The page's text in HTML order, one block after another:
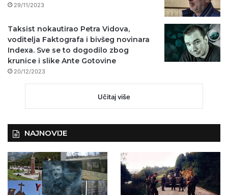
29/11/2023
Taksist nokautirao Petra Vidova,
voditelja Faktografa i bivšeg novinara
Indexa. Sve se to dogodilo zbog
krunice i slike Ante Gotovine
20/12/2023
Učitaj više
NAJNOVIJE